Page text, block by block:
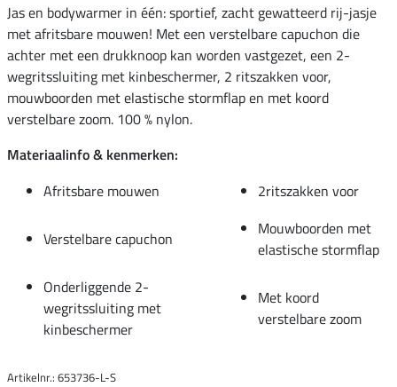
Jas en bodywarmer in één: sportief, zacht gewatteerd rij-jasje
met afritsbare mouwen! Met een verstelbare capuchon die
achter met een drukknoop kan worden vastgezet, een 2-
wegritssluiting met kinbeschermer, 2 ritszakken voor,
mouwboorden met elastische stormflap en met koord
verstelbare zoom. 100 % nylon.
Materiaalinfo & kenmerken:
Afritsbare mouwen
2ritszakken voor
Verstelbare capuchon
Mouwboorden met
elastische stormflap
Onderliggende 2-
wegritssluiting met
kinbeschermer
Met koord
verstelbare zoom
Artikelnr.: 653736-L-S